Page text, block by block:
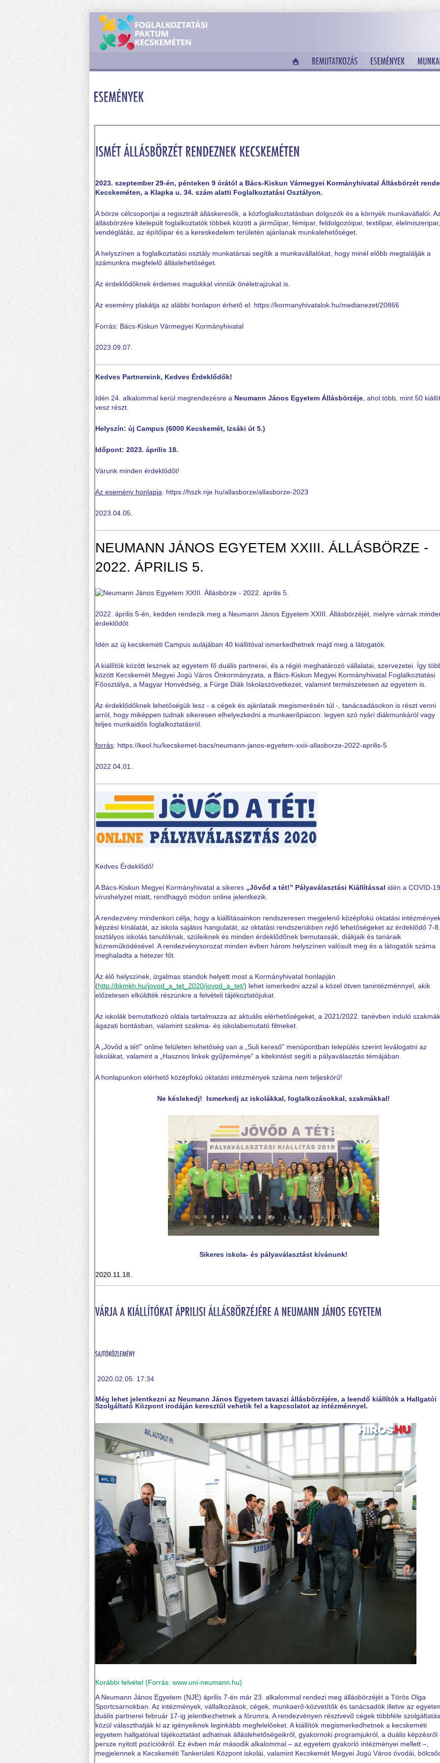
2023. szeptember 29-én, pénteken 9 órától a Bács-Kiskun Vármegyei Kormányhivatal Állásbörzét
Kecskeméten, a Klapka u. 34. szám alatti Foglalkoztatási Osztályon.
A börze célcsoportjai a regisztrált álláskeresők, a közfoglalkoztatásban dolgozók és a környék munkavállalói.
állásbörzére kitelepült foglalkoztatók többek között a járműipar, fémipar, feldolgozóipar, textilipar, élelmiszeripar,
vendéglátás, az építőipar és a kereskedelem területén ajánlanak munkalehetőséget.
A helyszínen a foglalkoztatási osztály munkatársai segítik a munkavállalókat, hogy minél előbb megtalálják a
számunkra megfelelő álláslehetőséget.
Az érdeklődőknek érdemes magukkal vinniük önéletrajzukat is.
Az esemény plakátja az alábbi honlapon érhető el: https://kormanyhivatalok.hu/medianezet/20866
Forrás: Bács-Kiskun Vármegyei Kormányhivatal
2023.09.07.
Kedves Partnereink, Kedves Érdeklődők!
Idén 24. alkalommal kerül megrendezésre a Neumann János Egyetem Állásbörzéje, ahol több, mint 50
vesz részt.
Helyszín: új Campus (6000 Kecskemét, Izsáki út 5.)
Időpont: 2023. április 18.
Várunk minden érdeklődőt!
Az esemény honlapja: https://hszk.nje.hu/allasborze/allasborze-2023
2023.04.05.
NEUMANN JÁNOS EGYETEM XXIII. ÁLLÁSBÖRZE -
2022. ÁPRILIS 5.
2022. április 5-én, kedden rendezik meg a Neumann János Egyetem XXIII. Állásbörzéjét, melyre várnak
érdeklődőt.
Idén az új kecskeméti Campus aulájában 40 kiállítóval ismerkedhetnek majd meg a látogatók.
A kiállítók között lesznek az egyetem fő duális partnerei, és a régió meghatározó vállalatai, szervezetei. Így
között Kecskemét Megyei Jogú Város Önkormányzata, a Bács-Kiskun Megyei Kormányhivatal Foglalkoztatási
Főosztálya, a Magyar Honvédség, a Fürge Diák Iskolaszövetkezet, valamint természetesen az egyetem is.
Az érdeklődőknek lehetőségük lesz - a cégek és ajánlataik megismerésén túl -, tanácsadásokon is részt venni
arról, hogy miképpen tudnak sikeresen elhelyezkedni a munkaerőpiacon: legyen szó nyári diákmunkáról vagy
teljes munkaidős foglalkoztatásról.
forrás: https://keol.hu/kecskemet-bacs/neumann-janos-egyetem-xxiii-allasborze-2022-aprilis-5
2022.04.01.
Kedves Érdeklődő!
A Bács-Kiskun Megyei Kormányhivatal a sikeres „Jövőd a tét!” Pályaválasztási Kiállítással idén a COVID-19
vírushelyzet miatt, rendhagyó módon online jelentkezik.
A rendezvény mindenkori célja, hogy a kiállításainkon rendszeresen megjelenő középfokú oktatási
képzési kínálatát, az iskola sajátos hangulatát, az oktatási rendszerükben rejlő lehetőségeket az érdeklődő 7-8.
osztályos iskolás tanulóknak, szüleiknek és minden érdeklődőnek bemutassák, diákjaik és tanáraik
közreműködésével. A rendezvénysorozat minden évben három helyszínen valósult meg és a látogatók száma
meghaladta a hétezer főt.
Az élő helyszínek, izgalmas standok helyett most a Kormányhivatal honlapján
(http://bkmkh.hu/jovod_a_tet_2020/jovod_a_tet/) lehet ismerkedni azzal a közel ötven tanintézménnyel, akik
előzetesen elküldték részünkre a felvételi tájékoztatójukat.
Az iskolák bemutatkozó oldala tartalmazza az aktuális elérhetőségeket, a 2021/2022. tanévben induló
ágazati bontásban, valamint szakma- és iskolabemutató filmeket.
A „Jövőd a tét!” online felületen lehetőség van a „Suli kereső” menüpontban település szerint leválogatni az
iskolákat, valamint a „Hasznos linkek gyűjteménye” a kitekintést segíti a pályaválasztás témájában.
A honlapunkon elérhető középfokú oktatási intézmények száma nem teljeskörű!
Ne késlekedj! Ismerkedj az iskolákkal, foglalkozásokkal, szakmákkal!
Sikeres iskola- és pályaválasztást kívánunk!
2020.11.18.
2020.02.05. 17:34
Még lehet jelentkezni az Neumann János Egyetem tavaszi állásbörzéjére, a leendő kiállítók a Hallgatói
Szolgáltató Központ irodáján keresztül vehetik fel a kapcsolatot az intézménnyel.
Korábbi felvétel (Forrás: www.uni-neumann.hu)
A Neumann János Egyetem (NJE) április 7-én már 23. alkalommal rendezi meg állásbörzéjét a Törös Olga
Sportcsarnokban. Az intézmények, vállalkozások, cégek, munkaerő-közvetítők és tanácsadók illetve az
duális partnerei február 17-ig jelentkezhetnek a fórumra. A rendezvényen résztvevő cégek többféle szolgáltatás
közül választhatják ki az igényeiknek leginkább megfelelőeket. A kiállítók megismerkedhetnek a kecskeméti
egyetem hallgatóival tájékoztatást adhatnak álláslehetőségeikről, gyakornoki programjukról, a duális képzésről
persze nyitott pozícióikról. Ez évben már második alkalommal – az egyetem gyakorló intézményei mellett –,
megjelennek a Kecskeméti Tankerületi Központ iskolái, valamint Kecskemét Megyei Jogú Város óvodái,